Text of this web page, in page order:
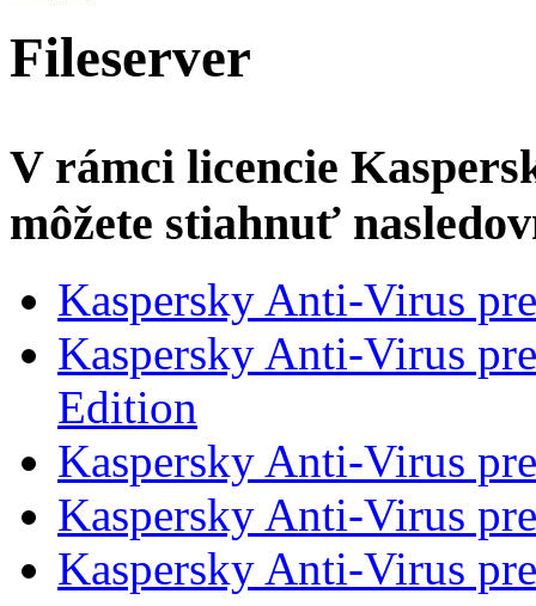
Fileserver
V rámci licencie
môžete stiahnuť
Kaspersky Anti-Virus
Kaspersky Anti-Virus
Edition
Kaspersky Anti-Virus
Kaspersky Anti-Virus
Kaspersky Anti-Virus